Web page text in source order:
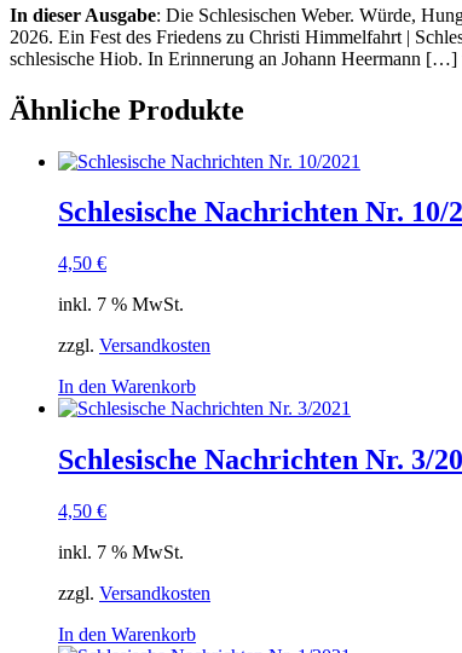
In die­ser Aus­ga­be: Die Schle­si­schen Weber. Wür­de,
2026. Ein Fest des Frie­dens zu Chris­ti Him­mel­fahrt |
schle­si­sche Hiob. In Erin­ne­rung an Johann Heer­mann […]
Ähnliche Produkte
Schlesische Nachrichten Nr. 10/
4,50 €
inkl. 7 % MwSt.
zzgl. Versandkosten
In den Warenkorb
Schlesische Nachrichten Nr. 3/
4,50 €
inkl. 7 % MwSt.
zzgl. Versandkosten
In den Warenkorb